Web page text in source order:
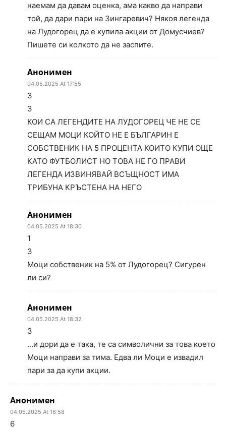
наемам да давам оценка, ама какво да направи
той, да дари пари на Зингаревич? Някоя легенда
на Лудогорец да е купила акции от Домусчиев?
Пишете си колкото да не заспите.
Анонимен
04.05.2025 At 17:55
3
3
КОИ СА ЛЕГЕНДИТЕ НА ЛУДОГОРЕЦ ЧЕ НЕ СЕ
СЕЩАМ МОЦИ КОЙТО НЕ Е БЪЛГАРИН Е
СОБСТВЕНИК НА 5 ПРОЦЕНТА КОИТО КУПИ ОЩЕ
КАТО ФУТБОЛИСТ НО ТОВА НЕ ГО ПРАВИ
ЛЕГЕНДА ИЗВИНЯВАЙ ВСЪЩНОСТ ИМА
ТРИБУНА КРЪСТЕНА НА НЕГО
Анонимен
04.05.2025 At 18:30
1
3
Моци собственик на 5% от Лудогорец? Сигурен
ли си?
Анонимен
04.05.2025 At 18:32
3
…и дори да е така, те са символични за това което
Моци направи за тима. Едва ли Моци е извадил
пари за да купи акции.
Анонимен
04.05.2025 At 16:58
6